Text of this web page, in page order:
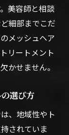
美容師と相談
細部までこだ
メッシュヘア
リートメント
かせません。
選び方
、地域性やト
されていま